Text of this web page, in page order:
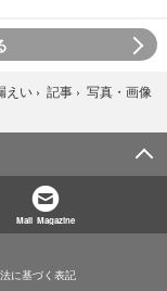
えい › 記事 › 写真・画像
Mail Magazine
に基づく表記